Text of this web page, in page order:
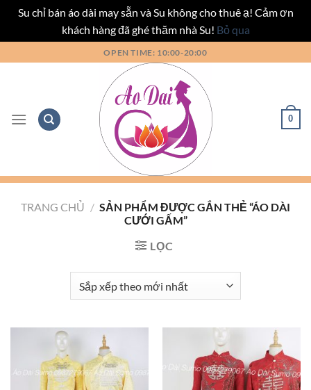
Su chỉ bán áo dài may sẵn và Su không cho thuê ạ! Cảm ơn
khách hàng đã ghé thăm nhà Su! Bỏ qua
qua
OPEN TIME: 10:00-20:00
0
TRANG CHỦ / SẢN PHẨM ĐƯỢC GẮN THẺ “ÁO DÀI
CƯỚI GẤM”
LỌC